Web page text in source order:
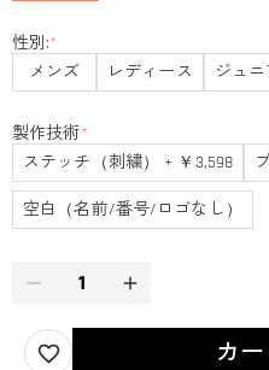
性別:*
メンズ
レディース ジュニ
製作技術*
ステッチ（刺繍） + ￥3,598
空白（名前/番号/ロゴなし）
カ